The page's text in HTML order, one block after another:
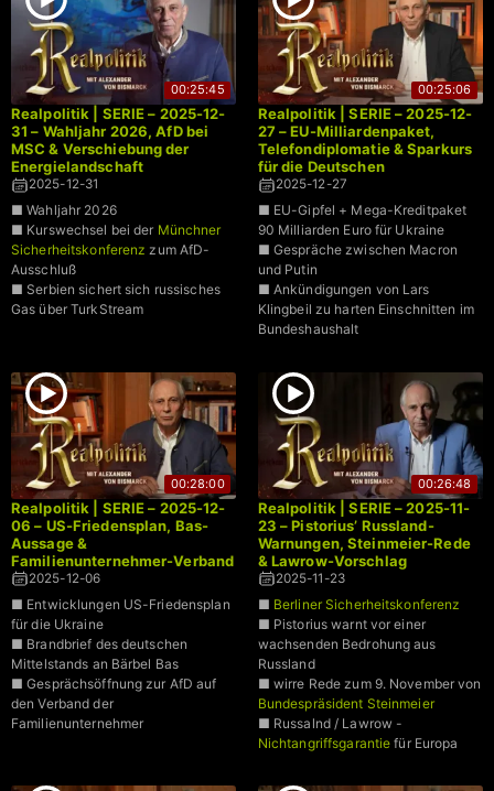
00:25:45
Realpolitik | SERIE – 2025-12-
31 – Wahljahr 2026, AfD bei
MSC & Verschiebung der
Energielandschaft
2025-12-31
■ Wahljahr 2026
■ Kurswechsel bei der Münchner
Sicherheitskonferenz zum AfD-
Ausschluß
■ Serbien sichert sich russisches
Gas über TurkStream
00:25:06
Realpolitik | SERIE – 2025-12-
27 – EU-Milliardenpaket,
Telefondiplomatie & Sparkurs
für die Deutschen
2025-12-27
■ EU-Gipfel + Mega-Kreditpaket
90 Milliarden Euro für Ukraine
■ Gespräche zwischen Macron
und Putin
■ Ankündigungen von Lars
Klingbeil zu harten Einschnitten im
Bundeshaushalt
00:28:00
Realpolitik | SERIE – 2025-12-
06 – US-Friedensplan, Bas-
Aussage &
Familienunternehmer-Verband
2025-12-06
■ Entwicklungen US-Friedensplan
für die Ukraine
■ Brandbrief des deutschen
Mittelstands an Bärbel Bas
■ Gesprächsöffnung zur AfD auf
den Verband der
Familienunternehmer
00:26:48
Realpolitik | SERIE – 2025-11-
23 – Pistorius’ Russland-
Warnungen, Steinmeier-Rede
& Lawrow-Vorschlag
2025-11-23
■ Berliner Sicherheitskonferenz
■ Pistorius warnt vor einer
wachsenden Bedrohung aus
Russland
■ wirre Rede zum 9. November von
Bundespräsident Steinmeier
■ Russalnd / Lawrow -
Nichtangriffsgarantie für Europa